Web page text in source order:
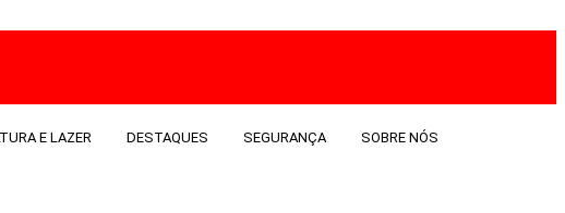
E LAZER DESTAQUES SEGURANÇA SOBRE NÓS